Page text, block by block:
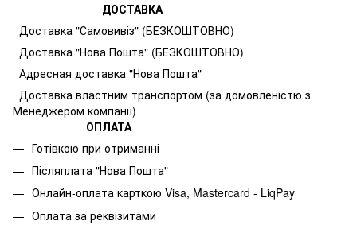
ДОСТАВКА
Доставка "Самовивіз" (БЕЗКОШТОВНО)
Доставка "Нова Пошта" (БЕЗКОШТОВНО)
Адресная доставка "Нова Пошта"
Доставка властним транспортом (за домовленістю з
Менеджером компанії)
ОПЛАТА
Готівкою при отриманні
Післяплата "Нова Пошта"
Онлайн-оплата карткою Visa, Mastercard - LiqPay
Оплата за реквізитами